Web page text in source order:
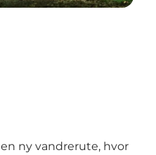
ny vandrerute, hvor